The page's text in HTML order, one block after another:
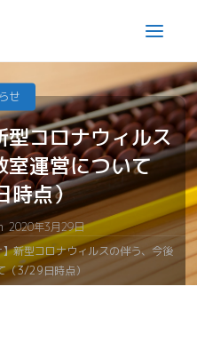
型コロナウィルス
室運営について
時点）
2020年3月29日
せ
】新型コロナウィルスの伴う、今後
（3/29日時点）